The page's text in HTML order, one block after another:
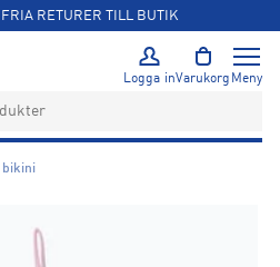
RETURER TILL BUTIK
Logga inVarukorg Meny
bikini